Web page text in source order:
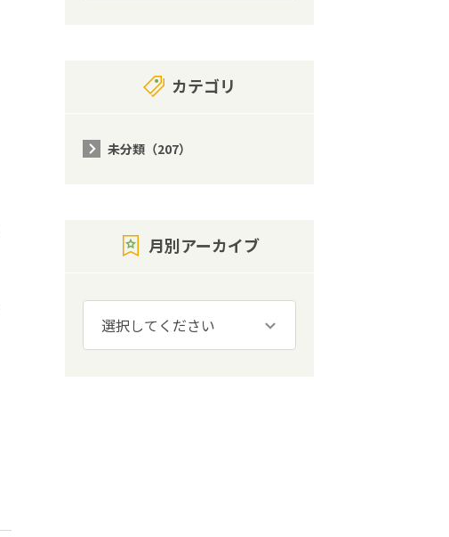
カテゴリ
未分類（207）
月別アーカイブ